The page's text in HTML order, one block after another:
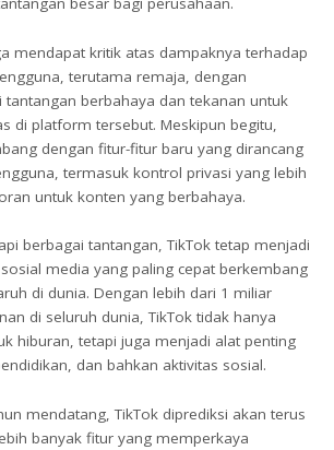
mendapat kritik atas dampaknya terhadap
terutama remaja, dengan
tantangan berbahaya dan tekanan untuk
di platform tersebut. Meskipun begitu,
dengan fitur-fitur baru yang dirancang
termasuk kontrol privasi yang lebih
untuk konten yang berbahaya.
berbagai tantangan, TikTok tetap menjadi
media yang paling cepat berkembang
di dunia. Dengan lebih dari 1 miliar
di seluruh dunia, TikTok tidak hanya
hiburan, tetapi juga menjadi alat penting
dan bahkan aktivitas sosial.
mendatang, TikTok diprediksi akan terus
banyak fitur yang memperkaya